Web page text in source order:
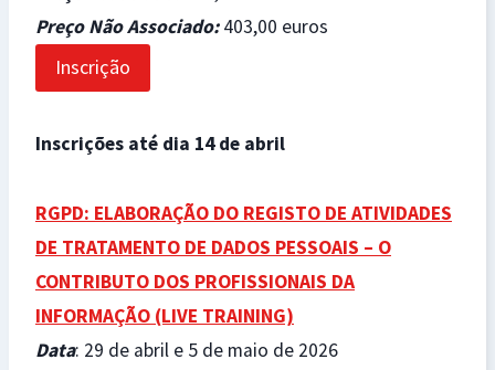
Preço Não Associado:403,00 euros
Inscrição
Inscrições até dia 14 de abril
RGPD: ELABORAÇÃO DO REGISTO DE ATIVIDADES
DE TRATAMENTO DE DADOS PESSOAIS – O
CONTRIBUTO DOS PROFISSIONAIS DA
INFORMAÇÃO (LIVE TRAINING)
Data: 29 de abril e 5 de maio de 2026